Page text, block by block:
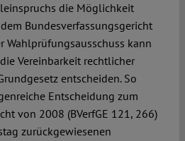
die Möglichkeit
Bundesverfassungsgericht
Wahlprüfungsausschuss kann
Vereinbarkeit rechtlicher
entscheiden. So
Entscheidung zum
von 2008 (BVerfGE 121, 266)
zurückgewiesenen